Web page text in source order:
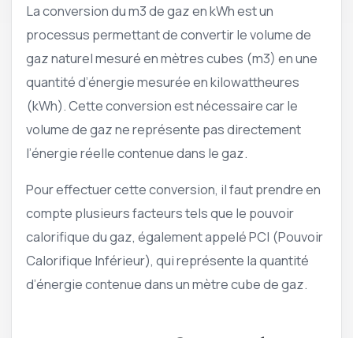
La conversion du m3 de gaz en kWh est un
processus permettant de convertir le volume de
gaz naturel mesuré en mètres cubes (m3) en une
quantité d’énergie mesurée en kilowattheures
(kWh). Cette conversion est nécessaire car le
volume de gaz ne représente pas directement
l’énergie réelle contenue dans le gaz.
Pour effectuer cette conversion, il faut prendre en
compte plusieurs facteurs tels que le pouvoir
calorifique du gaz, également appelé PCI (Pouvoir
Calorifique Inférieur), qui représente la quantité
d’énergie contenue dans un mètre cube de gaz.